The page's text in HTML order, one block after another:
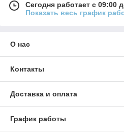
Сегодня работает с 09:00
Показать весь график
О нас
Контакты
Доставка и оплата
График работы